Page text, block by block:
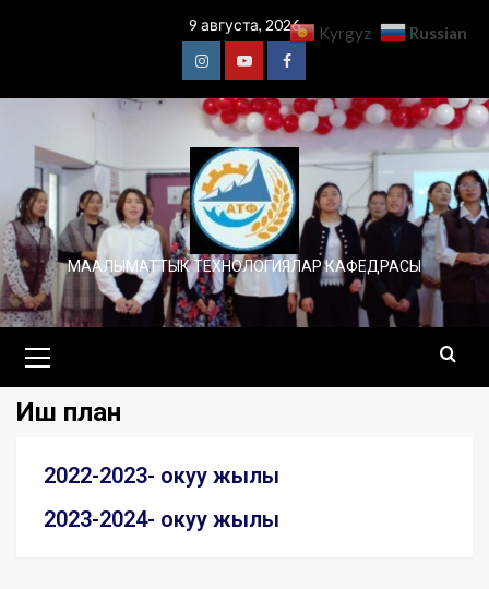
9 августа, 2026
МААЛЫМАТТЫК ТЕХНОЛОГИЯЛАР КАФЕДРАСЫ
Иш план
2022-2023- окуу жылы
2023-2024- окуу жылы
Kyrgyz Russian